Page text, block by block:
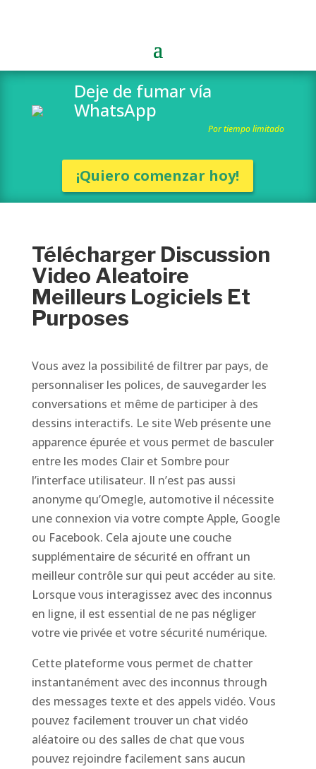
Deje de fumar vía
WhatsApp
Por tiempo limitado
¡Quiero comenzar hoy!
Télécharger Discussion
Video Aleatoire
Meilleurs Logiciels Et
Purposes
Vous avez la possibilité de filtrer par pays, de
personnaliser les polices, de sauvegarder les
conversations et même de participer à des
dessins interactifs. Le site Web présente une
apparence épurée et vous permet de basculer
entre les modes Clair et Sombre pour
l’interface utilisateur. Il n’est pas aussi
anonyme qu’Omegle, automotive il nécessite
une connexion via votre compte Apple, Google
ou Facebook. Cela ajoute une couche
supplémentaire de sécurité en offrant un
meilleur contrôle sur qui peut accéder au site.
Lorsque vous interagissez avec des inconnus
en ligne, il est essential de ne pas négliger
votre vie privée et votre sécurité numérique.
Cette plateforme vous permet de chatter
instantanément avec des inconnus through
des messages texte et des appels vidéo. Vous
pouvez facilement trouver un chat vidéo
aléatoire ou des salles de chat que vous
pouvez rejoindre facilement sans aucun